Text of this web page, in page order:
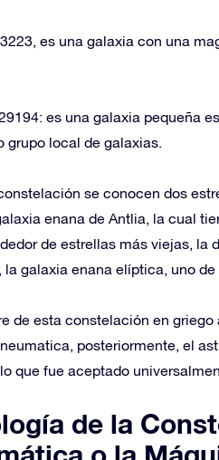
es una galaxia con una
es una galaxia pequeña
grupo local de galaxias.
se conocen dos
enana de Antlia, la cual
de estrellas más viejas, la
la galaxia enana elíptica, uno
de esta constelación en
posteriormente, el
que fue aceptado
de la